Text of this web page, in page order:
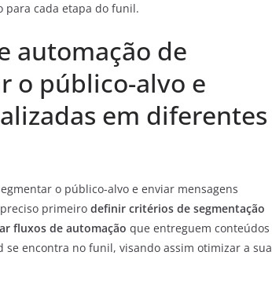
para cada etapa do funil.
automação de
o público-alvo e
em diferentes
o público-alvo e enviar mensagens
primeiro definir critérios de segmentação
fluxos de automação que entreguem conteúdos
se encontra no funil, visando assim otimizar a sua